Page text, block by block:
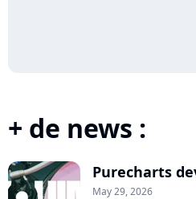
+ de news :
Purecharts
May 29, 2026